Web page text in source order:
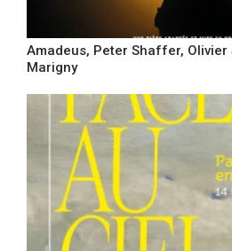
Amadeus, Peter Shaffer, Olivier
Marigny